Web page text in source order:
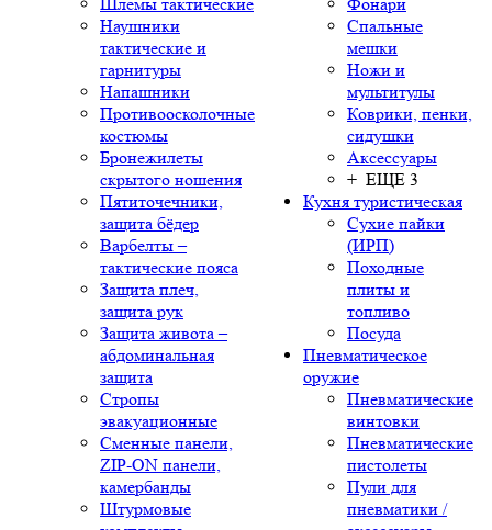
Наушники
тактические и
гарнитуры
Напашники
Противоосколочные
костюмы
Бронежилеты
скрытого ношения
Пятиточечники,
защита бёдер
Варбелты –
тактические пояса
Защита плеч,
защита рук
Защита живота –
абдоминальная
защита
Стропы
эвакуационные
Сменные панели,
ZIP-ON панели,
камербанды
Штурмовые
Спальные
мешки
Ножи и
мультитулы
Коврики, пенки,
сидушки
Аксессуары
+ ЕЩЕ 3
Кухня туристическая
Сухие пайки
(ИРП)
Походные
плиты и
топливо
Посуда
Пневматическое
оружие
Пневматические
винтовки
Пневматические
пистолеты
Пули для
пневматики /